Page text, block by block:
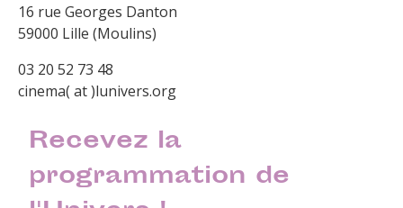
16 rue Georges Danton
59000 Lille (Moulins)
03 20 52 73 48
cinema( at )lunivers.org
Recevez la
programmation de